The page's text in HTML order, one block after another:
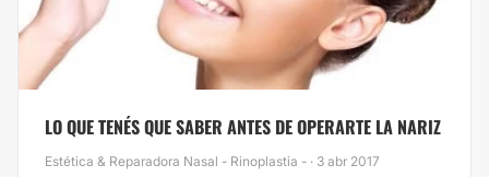
LO QUE TENÉS QUE SABER ANTES DE OPERARTE LA NARIZ
Estética & Reparadora Nasal - Rinoplastia - · 3 abr 2017